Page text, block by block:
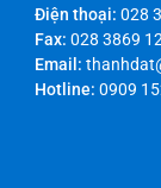
Điện thoại: 028
Fax: 028 3869
Email:
Hotline: 0909